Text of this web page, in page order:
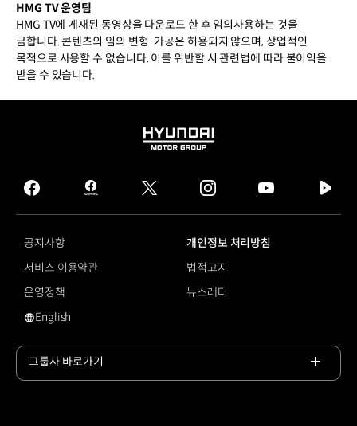
HMG TV 운영팀
HMG TV에 게재된 동영상을 다운로드 한 후 임의사용하는 것을
금합니다. 콘텐츠의 임의 변형·가공은 허용되지 않으며, 상업적인
목적으로 사용할 수 없습니다. 이를 위반할 시 관련법에 따라 불이익을
받을 수 있습니다.
HYUNDAI
GROUP
facebook
hmg
journal
twitter instagram
tv
공지사항
개인정보 처리방침
서비스 이용약관
법적고지
운영정책
뉴스레터
영문 사이트로 이동
English
그룹사 바로가기